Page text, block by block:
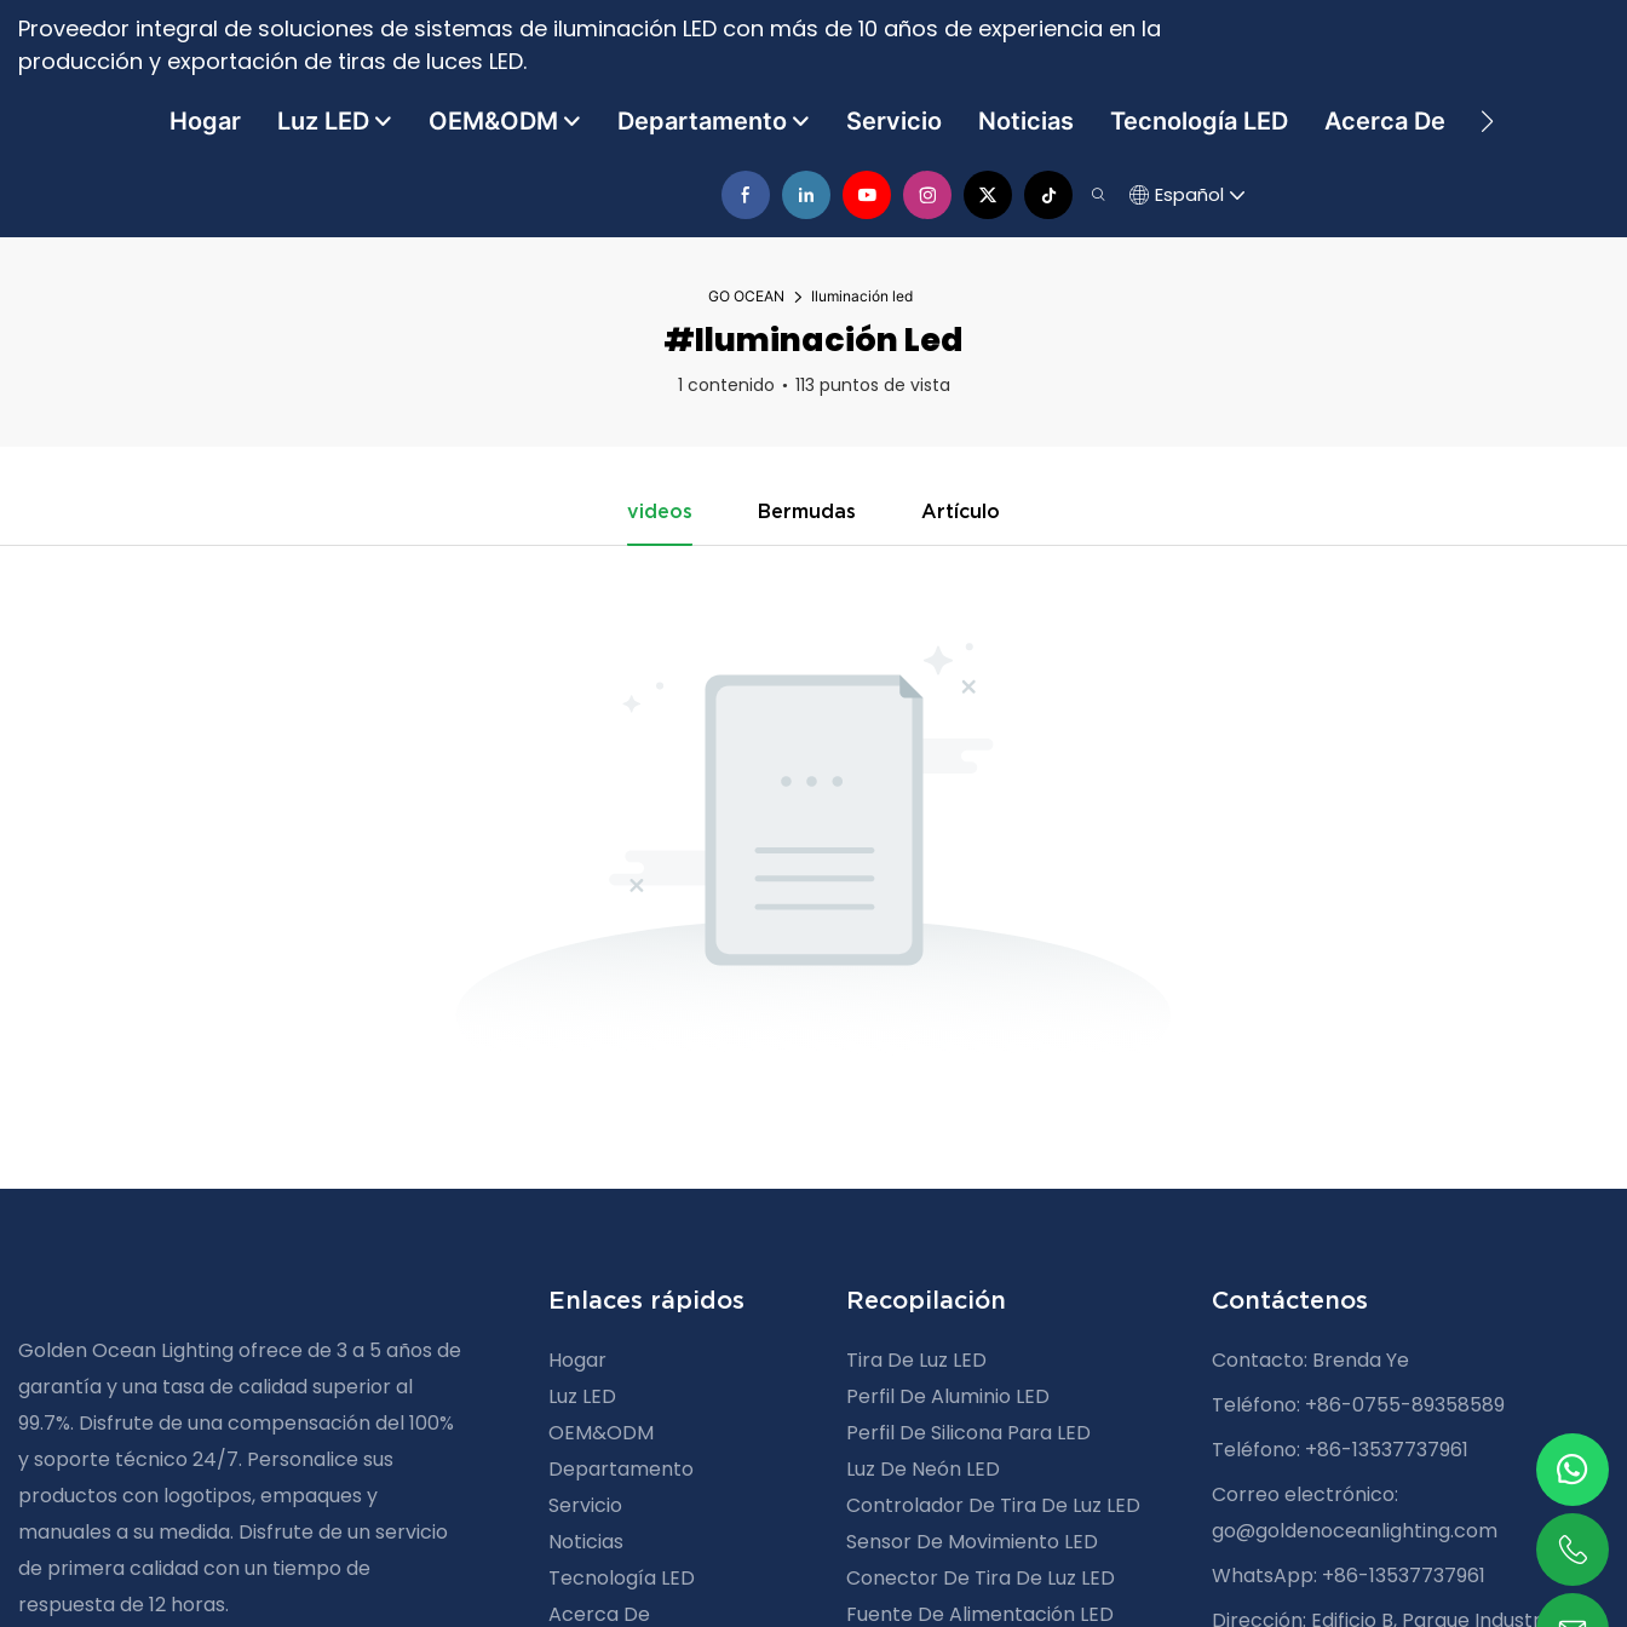
Proveedor integral de soluciones de sistemas de iluminación LED con más de 10 años de experiencia en la
producción y exportación de tiras de luces LED.
Hogar Luz LED OEM&ODM Departamento Servicio Noticias Tecnología LED Acerca De Contacto
Español
GO OCEAN Iluminación led
#Iluminación Led
1 contenido 113 puntos de vista
videos Bermudas Artículo
Golden Ocean Lighting ofrece de 3 a 5 años de
garantía y una tasa de calidad superior al
99.7%. Disfrute de una compensación del 100%
y soporte técnico 24/7. Personalice sus
productos con logotipos, empaques y
manuales a su medida. Disfrute de un servicio
de primera calidad con un tiempo de
respuesta de 12 horas.
Enlaces rápidos
Hogar
Luz LED
OEM&ODM
Departamento
Servicio
Noticias
Tecnología LED
Acerca De
Recopilación
Tira De Luz LED
Perfil De Aluminio LED
Perfil De Silicona Para LED
Luz De Neón LED
Controlador De Tira De Luz LED
Sensor De Movimiento LED
Conector De Tira De Luz LED
Fuente De Alimentación LED
Contáctenos
Contacto: Brenda Ye
Teléfono: +86-0755-89358589
Teléfono: +86-13537737961
Correo electrónico:
go@goldenoceanlighting.com
WhatsApp: +86-13537737961
Dirección: Edificio B, Parque Industrial